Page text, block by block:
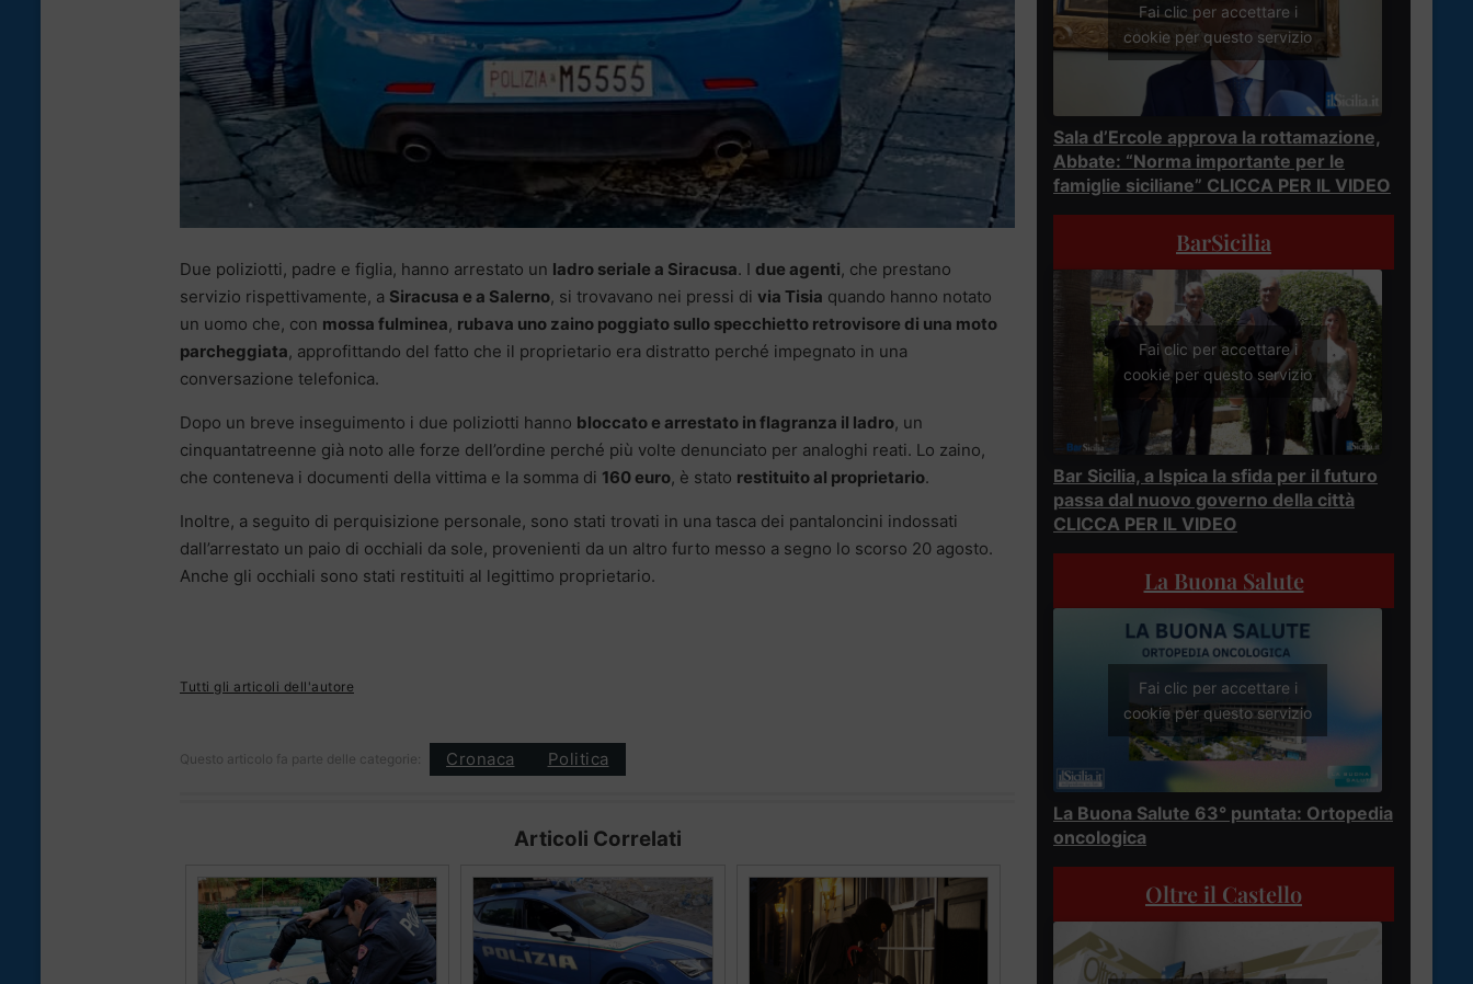
Due poliziotti, padre e figlia, hanno arrestato un ladro seriale a Siracusa. I due agenti, che prestano
servizio rispettivamente, a Siracusa e a Salerno, si trovavano nei pressi di via Tisia quando hanno notato
un uomo che, con mossa fulminea, rubava uno zaino poggiato sullo specchietto retrovisore di una moto
parcheggiata, approfittando del fatto che il proprietario era distratto perché impegnato in una
conversazione telefonica.
Dopo un breve inseguimento i due poliziotti hanno bloccato e arrestato in flagranza il ladro, un
cinquantatreenne già noto alle forze dell’ordine perché più volte denunciato per analoghi reati. Lo zaino,
che conteneva i documenti della vittima e la somma di 160 euro, è stato restituito al proprietario.
Inoltre, a seguito di perquisizione personale, sono stati trovati in una tasca dei pantaloncini indossati
dall’arrestato un paio di occhiali da sole, provenienti da un altro furto messo a segno lo scorso 20 agosto.
Anche gli occhiali sono stati restituiti al legittimo proprietario.
Tutti gli articoli dell'autore
Questo articolo fa parte delle categorie: Cronaca Politica
Articoli Correlati
Fai clic per accettare i
cookie per questo servizio
Sala d’Ercole approva la rottamazione,
Abbate: “Norma importante per le
famiglie siciliane” CLICCA PER IL VIDEO
BarSicilia
Fai clic per accettare i
cookie per questo servizio
Bar Sicilia, a Ispica la sfida per il futuro
passa dal nuovo governo della città
CLICCA PER IL VIDEO
La Buona Salute
Fai clic per accettare i
cookie per questo servizio
La Buona Salute 63° puntata: Ortopedia
oncologica
Oltre il Castello